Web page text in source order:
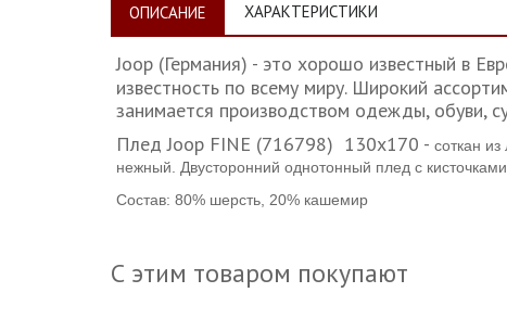
ОПИСАНИЕ ХАРАКТЕРИСТИКИ
Joop (Германия) - это хорошо известный в
известность по всему миру. Широкий
занимается производством одежды, обуви,
Плед Joop FINE (716798) 130x170 - соткан
нежный. Двусторонний однотонный плед с
Состав: 80% шерсть, 20% кашемир
С этим товаром покупают